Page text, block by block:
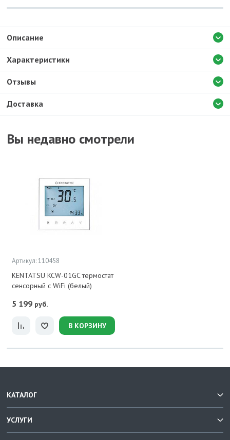
Доставка
Описание
Характеристики
Отзывы
Вы недавно смотрели
Артикул: 110458
KENTATSU KCW-01GC термостат
сенсорный с WiFi (белый)
5 199 руб.
В КОРЗИНУ
КАТАЛОГ
УСЛУГИ